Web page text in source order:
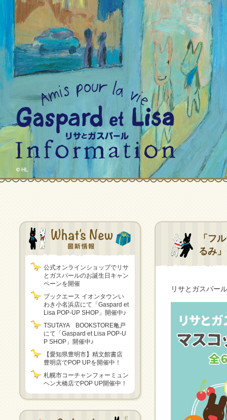
公式オンラインショップでリサ
とガスパールのお誕生日キャン
ペーンを開催
ブックエース イオンタウンい
わき小名浜店にて「Gaspard et
Lisa POP-UP SHOP」開催中♪
TSUTAYA BOOKSTORE亀戸
にて「Gaspard et Lisa POP-U
P SHOP」開催中♪
【愛知県豊明市】精文館書店
豊明店でPOP UPを開催中！
札幌市コーチャンフォーミュン
ヘン大橋店でPOP UP開催中！
「フ
るみ
リサとガスパー